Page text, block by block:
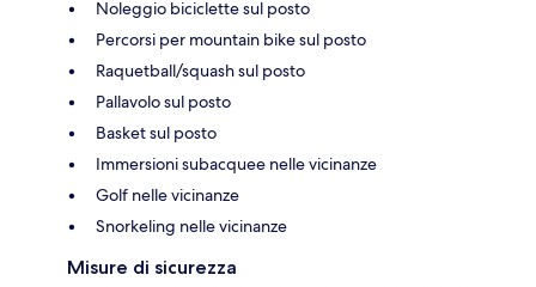
Noleggio biciclette sul posto
Percorsi per mountain bike sul posto
Raquetball/squash sul posto
Pallavolo sul posto
Basket sul posto
Immersioni subacquee nelle vicinanze
Golf nelle vicinanze
Snorkeling nelle vicinanze
Misure di sicurezza